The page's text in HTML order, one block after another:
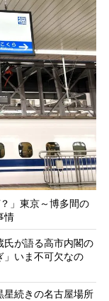
」東京～博多間の
情
氏が語る高市内閣の
いま不可欠なの
星続きの名古屋場所